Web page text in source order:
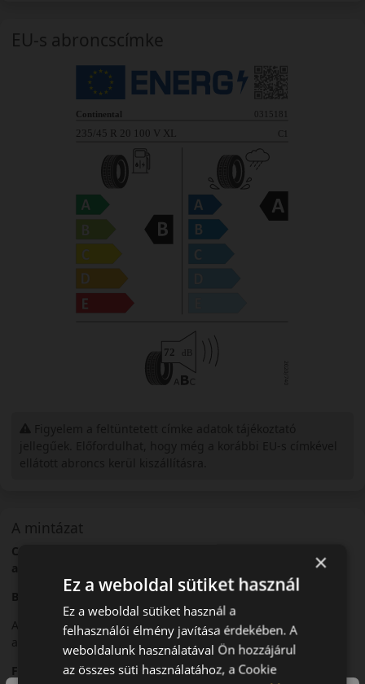
A mintázat
Continental SportContact 5 – Magas teljesítményű nyári
abroncs
Bevezető
A Continental SportContact 5 egy nagy teljesítményű nyári
abroncs, amelyet a sportos vezetés igényeihez terveztek.
Futófelület és tapadás
EU-s abroncscímke
×
Ez a weboldal sütiket használ
Ez a weboldal sütiket használ a
felhasználói élmény javítása érdekében. A
weboldalunk használatával Ön hozzájárul
az összes süti használatához, a Cookie